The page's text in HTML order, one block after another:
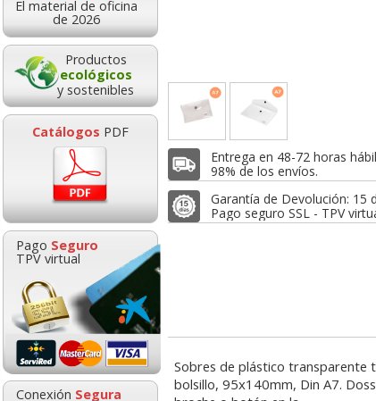
El material de oficina
de 2026
Productos
ecológicos
y sostenibles
Catálogos PDF
Pago Seguro
TPV virtual
Conexión Segura
Entrega en 48-72 horas
98% de los envíos.
Garantía de Devolución: 15
Pago seguro SSL - TPV
Sobres de plástico transparente
bolsillo, 95x140mm, Din A7.
4,59 €
con Iva
Broche
A5 Pack 4
1,47 €
con Iva
Sobre plástico broche,
americano alargado
desde:
moldeable maleable
para carboncillo o
0,89